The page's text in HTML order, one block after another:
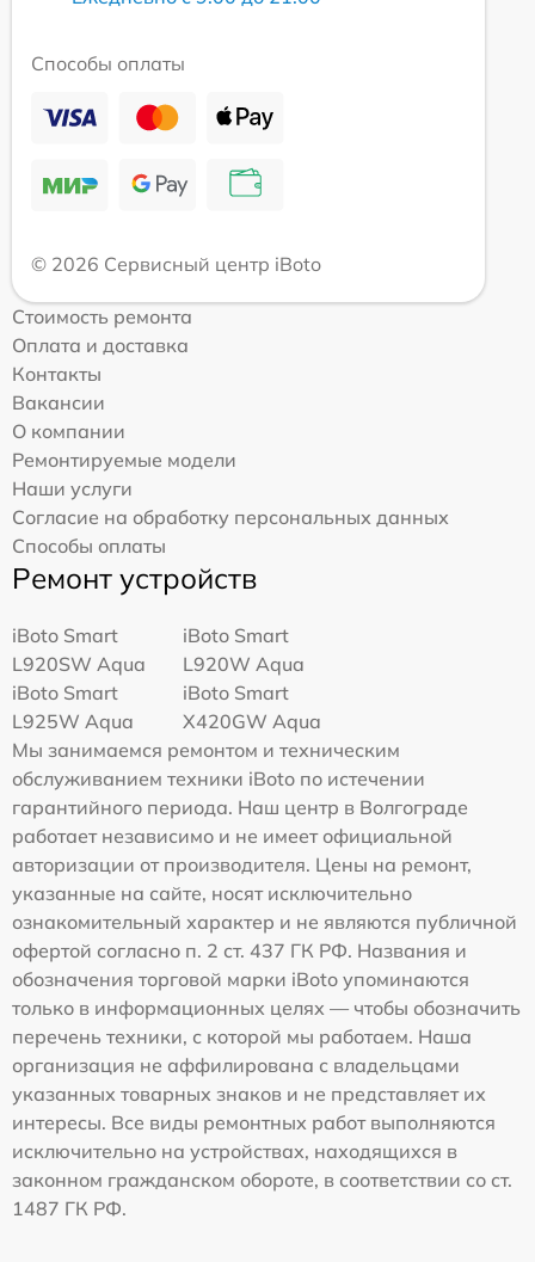
Способы оплаты
© 2026 Сервисный центр iBoto
Стоимость ремонта
Оплата и доставка
Контакты
Вакансии
О компании
Ремонтируемые модели
Наши услуги
Согласие на обработку персональных данных
Способы оплаты
Ремонт устройств
iBoto Smart
L920SW Aqua
iBoto Smart
L920W Aqua
iBoto Smart
L925W Aqua
iBoto Smart
Х420GW Aqua
Мы занимаемся ремонтом и техническим
обслуживанием техники iBoto по истечении
гарантийного периода. Наш центр в Волгограде
работает независимо и не имеет официальной
авторизации от производителя. Цены на ремонт,
указанные на сайте, носят исключительно
ознакомительный характер и не являются публичной
офертой согласно п. 2 ст. 437 ГК РФ. Названия и
обозначения торговой марки iBoto упоминаются
только в информационных целях — чтобы обозначить
перечень техники, с которой мы работаем. Наша
организация не аффилирована с владельцами
указанных товарных знаков и не представляет их
интересы. Все виды ремонтных работ выполняются
исключительно на устройствах, находящихся в
законном гражданском обороте, в соответствии со ст.
1487 ГК РФ.